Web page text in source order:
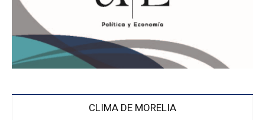
CLIMA DE MORELIA